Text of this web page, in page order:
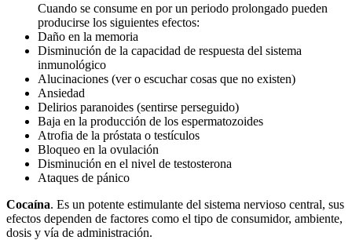
Cuando se consume en por un periodo prolongado pueden
producirse los siguientes efectos:
Daño en la memoria
Disminución de la capacidad de respuesta del sistema
inmunológico
Alucinaciones (ver o escuchar cosas que no existen)
Ansiedad
Delirios paranoides (sentirse perseguido)
Baja en la producción de los espermatozoides
Atrofia de la próstata o testículos
Bloqueo en la ovulación
Disminución en el nivel de testosterona
Ataques de pánico
Cocaína. Es un potente estimulante del sistema nervioso central, sus
efectos dependen de factores como el tipo de consumidor, ambiente,
dosis y vía de administración.